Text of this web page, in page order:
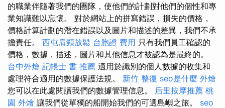
的職業伴隨著我們的團隊，使他們的計劃對他們的個性和專
業知識難以忘懷。 對於網站上的拼寫錯誤，損失的價格，
價格計算計劃的潛在錯誤以及圖片和描述的差異，我們不承
擔責任。 西屯肩頸放鬆 台胞證 費用 只有我們員工確認的
價格，數據，描述，圖片和其他信息才被認為是最終的。
台中外燴 記帳士 書 推薦 適用於識別的個人數據的收集和
處理符合適用的數據保護法規。 新竹 整復 seo是什麼 外燴
您可以在此處閱讀我們的數據管理信息。 后里按摩推薦 桃
園 外燴 讓我們從單獨的船開始我們的可選島嶼之旅。 seo